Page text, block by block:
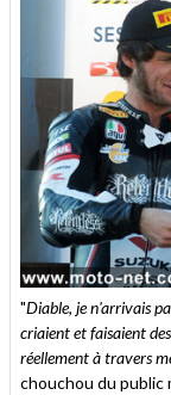
"Diable, je n'arrivais
criaient et faisaient
réellement à travers
chouchou du public